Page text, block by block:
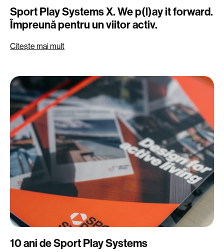
Sport Play Systems X. We p(l)ay it forward.
Împreună pentru un viitor activ.
Citește mai mult
10 ani de Sport Play Systems